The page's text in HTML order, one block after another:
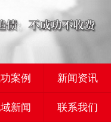
案例 新闻资讯
新闻 联系我们